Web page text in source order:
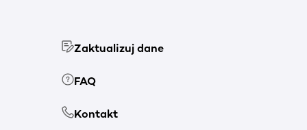
Zaktualizuj dane
FAQ
Kontakt